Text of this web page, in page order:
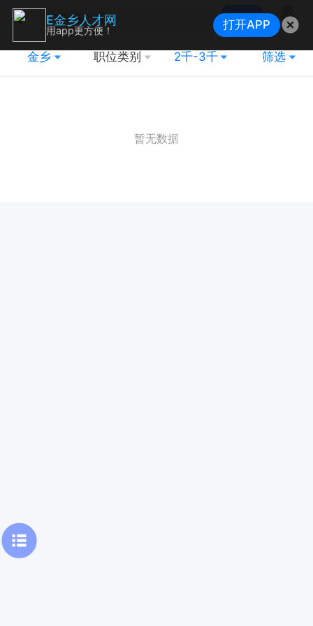
搜索
地图
金乡 职位类别 2千-3千 筛选
暂无数据
E金乡人才网
用app更方便！ 打开APP